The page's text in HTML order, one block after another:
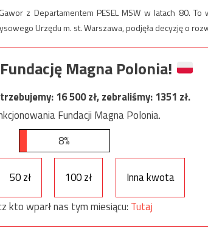
z Departamentem PESEL MSW w latach 80.
Urzędu m. st. Warszawa, podjęła decyzję o
Magna Polonia!
16 500zł, zebraliśmy:1351 zł.
Fundacji Magna Polonia.
8%
50 zł 100 zł
Inna kwota
kto wparł nas tym miesiącu: Tutaj